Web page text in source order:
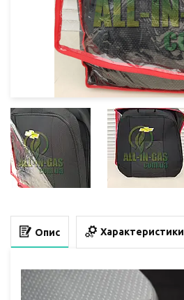
Опис Характеристики